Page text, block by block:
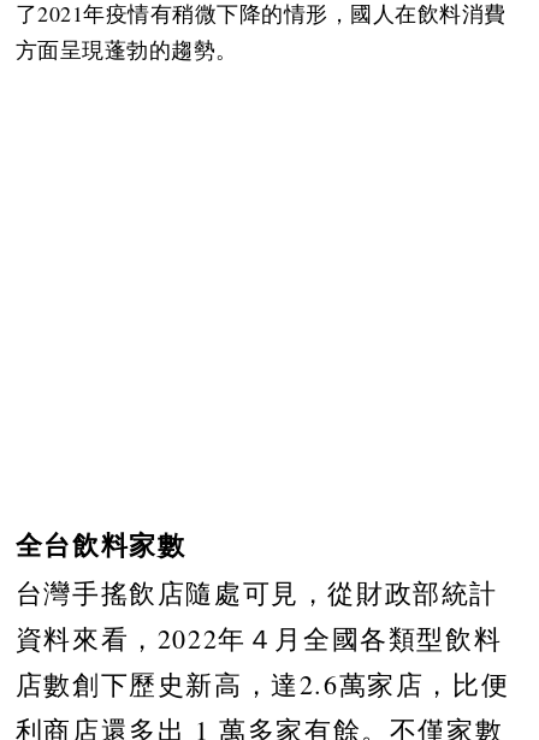
了2021年疫情有稍微下降的情形，國人在飲料消費
方面呈現蓬勃的趨勢。
全台飲料家數
台灣手搖飲店隨處可見，從財政部統計
資料來看，2022年４月全國各類型飲料
店數創下歷史新高，達2.6萬家店，比便
利商店還多出 1 萬多家有餘。不僅家數